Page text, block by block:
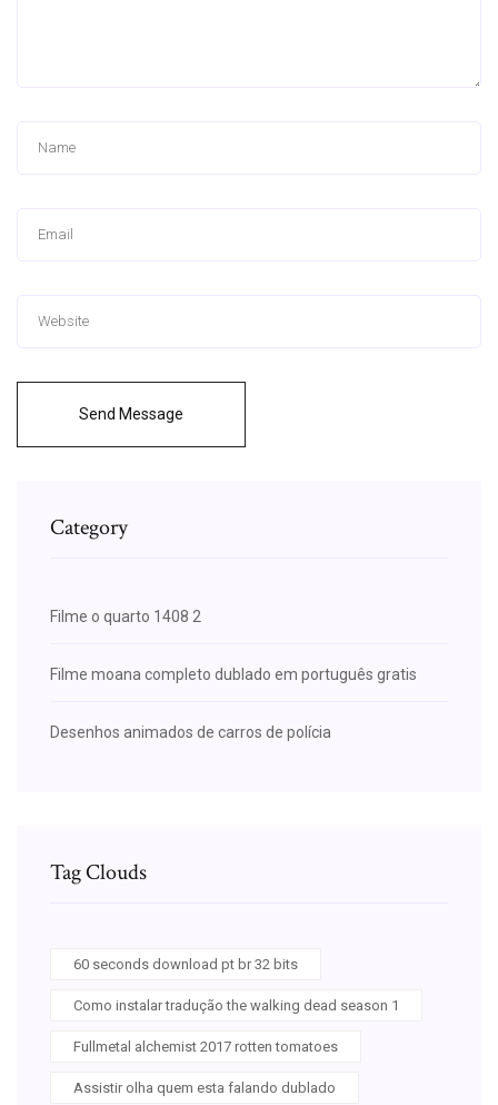
Send Message
Category
Filme o quarto 1408 2
Filme moana completo dublado em português gratis
Desenhos animados de carros de polícia
Tag Clouds
60 seconds download pt br 32 bits
Como instalar tradução the walking dead season 1
Fullmetal alchemist 2017 rotten tomatoes
Assistir olha quem esta falando dublado